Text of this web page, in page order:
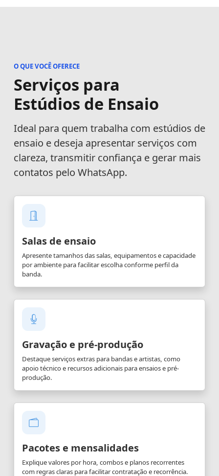
O QUE VOCÊ OFERECE
Serviços para
Estúdios de Ensaio
Ideal para quem trabalha com estúdios de
ensaio e deseja apresentar serviços com
clareza, transmitir confiança e gerar mais
contatos pelo WhatsApp.
Salas de ensaio
Apresente tamanhos das salas, equipamentos e capacidade
por ambiente para facilitar escolha conforme perfil da
banda.
Gravação e pré-produção
Destaque serviços extras para bandas e artistas, como
apoio técnico e recursos adicionais para ensaios e pré-
produção.
Pacotes e mensalidades
Explique valores por hora, combos e planos recorrentes
com regras claras para facilitar contratação e recorrência.